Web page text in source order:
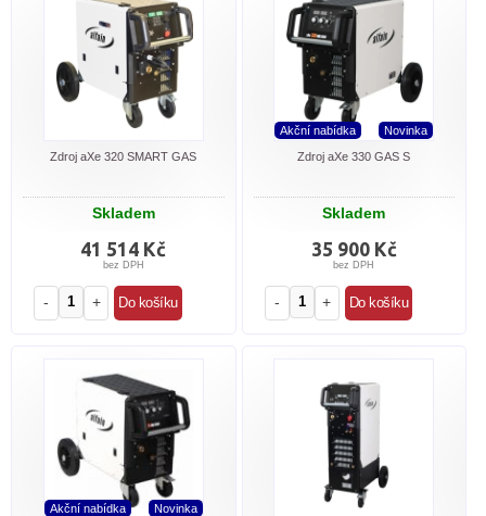
Zdroj aXe 320 SMART GAS
Skladem
41 514 Kč
bez DPH
- +
Zdroj aXe 330 GAS S
Novinka
Akční nabídka
Skladem
35 900 Kč
bez DPH
- +
Novinka
Akční nabídka